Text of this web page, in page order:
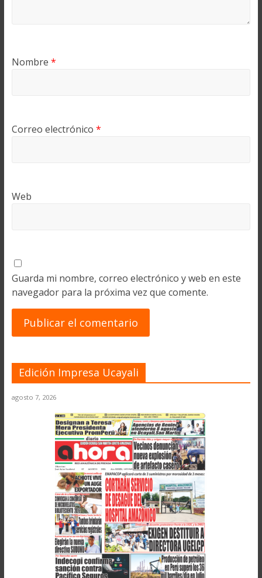
Nombre *
Correo electrónico *
Web
Guarda mi nombre, correo electrónico y web en este
navegador para la próxima vez que comente.
Edición Impresa Ucayali
agosto 7, 2026